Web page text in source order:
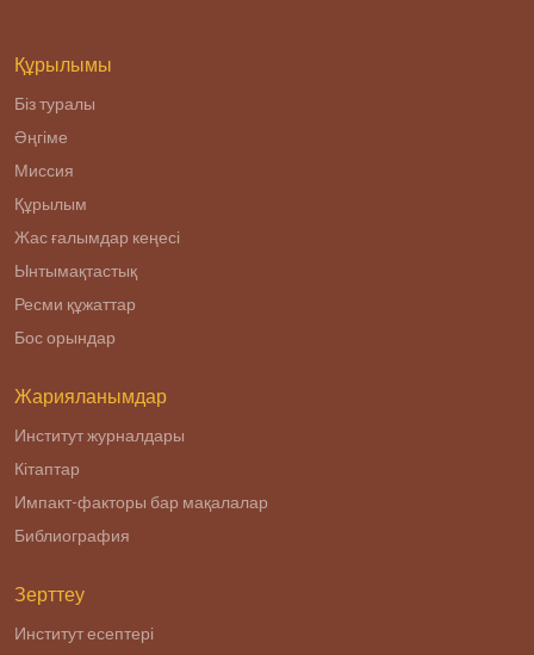
Құрылымы
Біз туралы
Әңгіме
Миссия
Құрылым
Жас ғалымдар кеңесі
Ынтымақтастық
Ресми құжаттар
Бос орындар
Жарияланымдар
Институт журналдары
Кітаптар
Импакт-факторы бар мақалалар
Библиография
Зерттеу
Институт есептері